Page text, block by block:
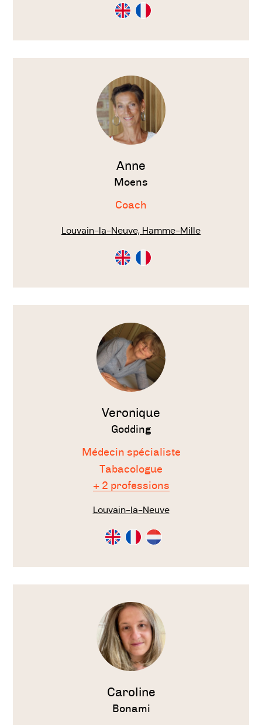
Consultation
en
Consultation
en
Voir
Anne
Moens
Coach
Louvain-la-Neuve, Hamme-Mille
Consultation
en
Consultation
en
Voir
Veronique
Godding
Médecin spécialiste
Tabacologue
+ 2 professions
Louvain-la-Neuve
Consultation
en
Consultation
en
Consultation
en
Voir
Caroline
Bonami